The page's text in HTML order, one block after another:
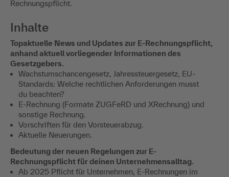
Rechnungspflicht.
Inhalte
Topaktuelle News und Updates zur E-Rechnungspflicht,
anhand aktuell vorliegender Informationen des
Gesetzgebers.
Wachstumschancengesetz, Jahressteuergesetz, EU-
Standards: Welche rechtlichen Anforderungen musst
du beachten?
E-Rechnung (Formate ZUGFeRD und XRechnung) und
sonstige Rechnung.
Vorschriften für den Vorsteuerabzug.
Aktuelle Neuerungen.
Bedeutung der neuen Regelungen zur E-
Rechnungspflicht für deinen Unternehmensalltag.
Ab 2025 Pflicht für Unternehmen, E-Rechnungen im